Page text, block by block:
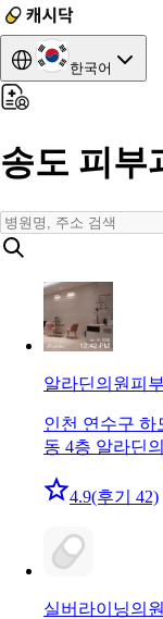
한국어
송도 피부
알라딘의원 피
인천 연수구 하
동 4층 알라딘
4.9(후기 42)
실버라이닝의원